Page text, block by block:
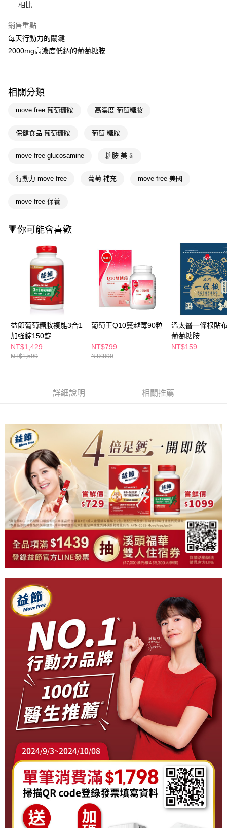
AFTEE先享後付
【關於「AFTEE先享後付」】
AFTEE先享後付是「在收到商品之後才付款」的支付方式。 讓您購物簡單
便利好安心！
【「AFTEE先享後付」結帳流程】
結帳頁面，進行簡訊認證並確認金額後，即可完成結帳。
３．收到繳費通知簡訊後14天內，點擊此簡訊中的連結，可透過四大超商／
購買商品的店家。未經商家同意取消之訂單仍視為有效，需透過AFTEE先享
※ 交易是否成功請以「AFTEE先享後付 」之結帳頁面顯示為準，若有關於
１．透過由恩沛科技股份有限公司提供之「AFTEE先享後付」服務完成之交
易，需依本服務之必要範圍內提供個人資料，並將交易相關給付款項請求債
２．關於個人資料處理事宜，請瀏覽以下網址：
https://aftee.tw/terms/#terms3
３．未成年的使用者請事先徵得法定代理人或監護人之同意方可使用
「AFTEE先享後付」，若未經同意申辦者引起之損失，本公司不負相關責
４．使用「AFTEE先享後付」時，將依據個別帳號之用戶狀況，依本公司即
時審查核予不同之上限額度；若仍有額度不足之情形，本公司將視審查結果
請求用戶進行身份認證。
５．嚴禁一人註冊多個帳號或使用他人資訊註冊。若發現惡意使用之情形，
恩沛科技股份有限公司將有權停止該用戶之使用額度並採取法律行動。
即享券
每筆NT$65，滿NT$390(含以上)免運費
付款後全家取貨
每筆NT$65，滿NT$490(含以上)免運費
付款後萊爾富取貨
每筆NT$65，滿NT$490(含以上)免運費
每筆NT$65，滿NT$490(含以上)免運費
宅配(本島)
每筆NT$100，滿NT$790(含以上)免運費
付款後寶雅門市自取(由倉庫統一出貨)
每筆NT$80，滿NT$290(含以上)免運費
相比
銷售重點
每天行動力的關鍵
2000mg高濃度低鈉的葡萄糖胺
相關分類
move free 葡萄糖胺 高濃度 葡萄糖胺
保健食品 葡萄糖胺 葡萄 糖胺
move free glucosamine 糖胺 美國
行動力 move free 葡萄 補充 move free 美國
move free 保養
🔻你可能會喜歡
益節葡萄糖胺複能3合1
加強錠150錠
NT$1,429
NT$1,599
葡萄王Q10蔓越莓90粒
NT$799
NT$890
溫太醫一條根貼
葡萄糖胺
NT$159
詳細說明 相關推薦